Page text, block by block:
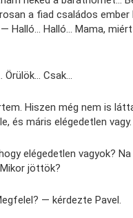
a fiad családos
Halló… Halló… Mama,
Örülök… Csak…
Hiszen még nem is
és máris elégedetlen vagy.
elégedetlen vagyok? Na
jöttök?
— kérdezte Pavel.